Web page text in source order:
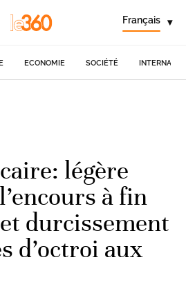
Français ▾
ECONOMIE SOCIÉTÉ
légère
à fin
durcissement
d’octroi aux